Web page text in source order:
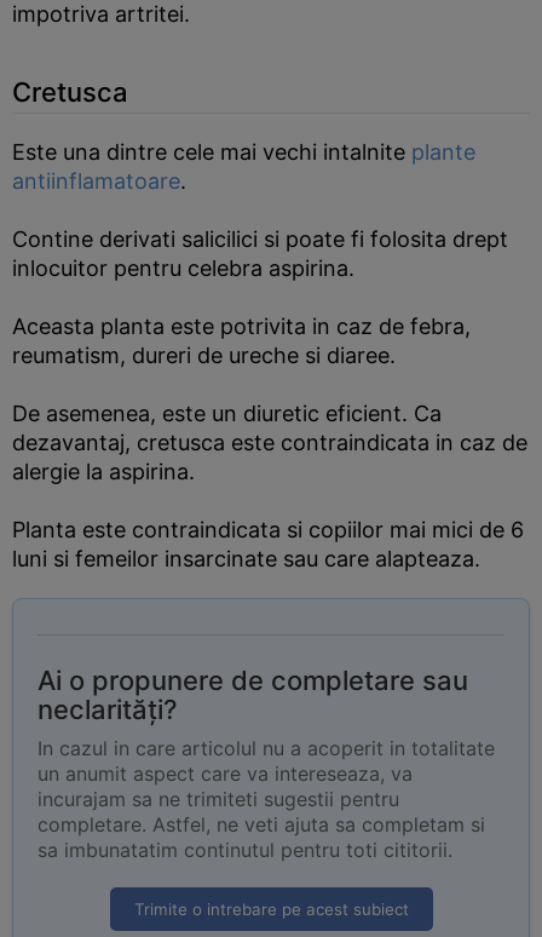
impotriva artritei.
Cretusca
Este una dintre cele mai vechi intalnite plante
antiinflamatoare.
Contine derivati salicilici si poate fi folosita drept
inlocuitor pentru celebra aspirina.
Aceasta planta este potrivita in caz de febra,
reumatism, dureri de ureche si diaree.
De asemenea, este un diuretic eficient. Ca
dezavantaj, cretusca este contraindicata in caz de
alergie la aspirina.
Planta este contraindicata si copiilor mai mici de 6
luni si femeilor insarcinate sau care alapteaza.
Ai o propunere de completare sau
neclarități?
In cazul in care articolul nu a acoperit in totalitate
un anumit aspect care va intereseaza, va
incurajam sa ne trimiteti sugestii pentru
completare. Astfel, ne veti ajuta sa completam si
sa imbunatatim continutul pentru toti cititorii.
Trimite o intrebare pe acest subiect